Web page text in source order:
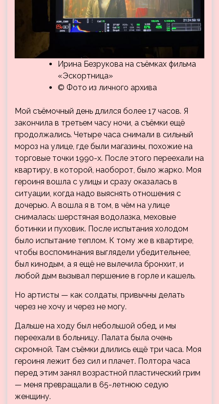
Ирина Безрукова на съёмках фильма
«Эскортница»
© Фото из личного архива
Мой съёмочный день длился более 17 часов. Я
закончила в третьем часу ночи, а съёмки ещё
продолжались. Четыре часа снимали в сильный
мороз на улице, где были магазины, похожие на
торговые точки 1990-х. После этого переехали на
квартиру, в которой, наоборот, было жарко. Моя
героиня вошла с улицы и сразу оказалась в
ситуации, когда надо выяснять отношения с
дочерью. А вошла я в том, в чём на улице
снималась: шерстяная водолазка, меховые
ботинки и пуховик. После испытания холодом
было испытание теплом. К тому же в квартире,
чтобы воспоминания выглядели убедительнее,
был кинодым, а я ещё не вылечила бронхит, и
любой дым вызывал першение в горле и кашель.
Но артисты — как солдаты, привычны делать
через не хочу и через не могу.
Дальше на ходу был небольшой обед, и мы
переехали в больницу. Палата была очень
скромной. Там съёмки длились ещё три часа. Моя
героиня лежит без сил и плачет. Полтора часа
перед этим занял возрастной пластический грим
— меня превращали в 65-летнюю седую
женщину.